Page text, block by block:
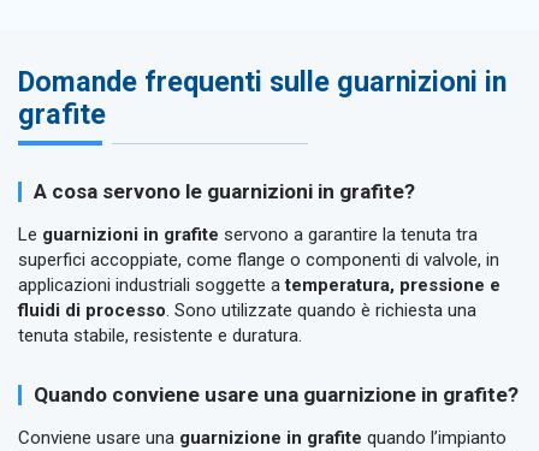
Domande frequenti sulle guarnizioni in
grafite
A cosa servono le guarnizioni in grafite?
Le guarnizioni in grafite servono a garantire la tenuta tra
superfici accoppiate, come flange o componenti di valvole, in
applicazioni industriali soggette atemperatura, pressione e
fluidi di processo. Sono utilizzate quando è richiesta una
tenuta stabile, resistente e duratura.
Quando conviene usare una guarnizione in grafite?
Conviene usare una guarnizione in grafite quando l’impianto